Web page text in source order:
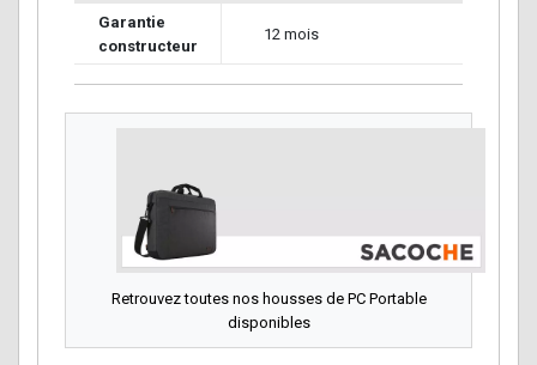
Garantie
constructeur
12 mois
Retrouvez toutes nos housses de PC Portable
disponibles